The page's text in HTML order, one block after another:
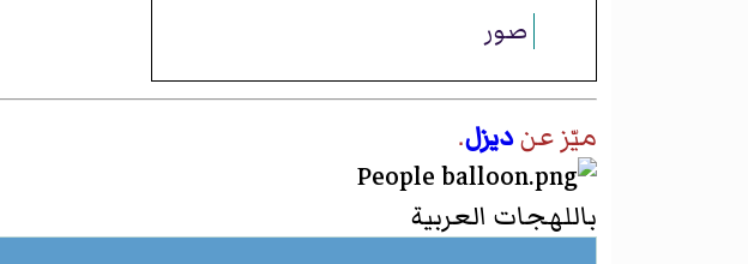
صور
ميّز عنديزل.
باللهجات العربية